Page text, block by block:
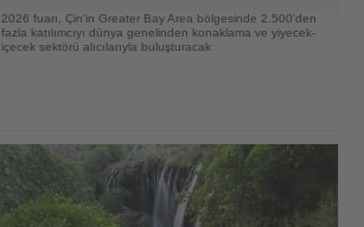
2026 fuarı, Çin'in Greater Bay Area bölgesinde 2.500'den
fazla katılımcıyı dünya genelinden konaklama ve yiyecek-
içecek sektörü alıcılarıyla buluşturacak